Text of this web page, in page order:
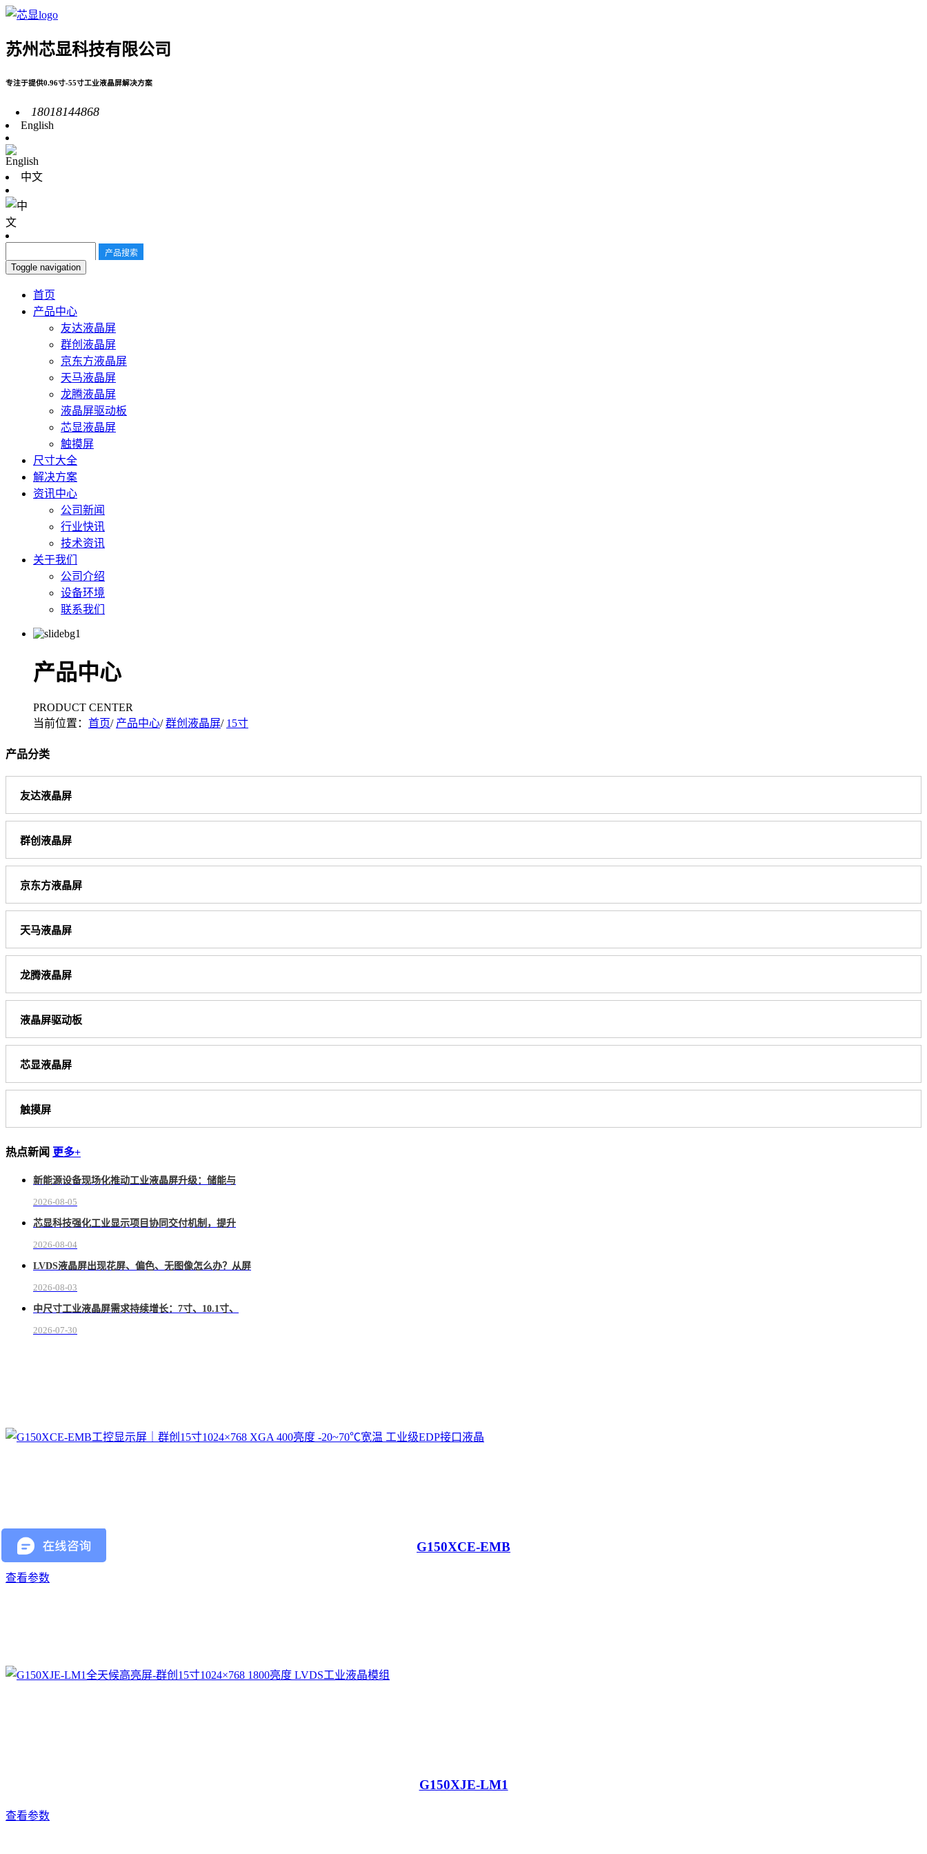
苏州芯显科技有限公司
专注于提供0.96寸-55寸工业液晶屏解决方案
18018144868
English
中文
Toggle navigation
首页
产品中心
友达液晶屏
群创液晶屏
京东方液晶屏
天马液晶屏
龙腾液晶屏
液晶屏驱动板
芯显液晶屏
触摸屏
尺寸大全
解决方案
资讯中心
公司新闻
行业快讯
技术资讯
关于我们
公司介绍
设备环境
联系我们
产品中心
PRODUCT CENTER
当前位置： 首页/ 产品中心/群创液晶屏/ 15寸
产品分类
友达液晶屏
群创液晶屏
京东方液晶屏
天马液晶屏
龙腾液晶屏
液晶屏驱动板
芯显液晶屏
触摸屏
热点新闻 更多+
新能源设备现场化推动工业液晶屏升级：储能与
2026-08-05
芯显科技强化工业显示项目协同交付机制，提升
2026-08-04
LVDS液晶屏出现花屏、偏色、无图像怎么办？从屏
2026-08-03
中尺寸工业液晶屏需求持续增长：7寸、10.1寸、
2026-07-30
G150XCE-EMB
查看参数
G150XJE-LM1
查看参数